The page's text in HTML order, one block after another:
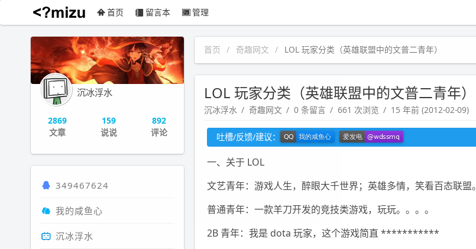
沉冰浮水 首页 留言本 管理
首页 奇趣网文 LOL 玩家分类（英雄联盟中的文普二青年）
LOL 玩家分类（英雄联盟中的文普二青年）
沉冰浮水 奇趣网文 0 条留言 661 次浏览 15 年前 (2012-02-09)
吐槽/反馈/建议：
一、关于 LOL
文艺青年：游戏人生，醉眼大千世界；英雄多情，笑看百态联盟。
普通青年：一款羊刀开发的竞技类游戏，玩玩。。。。
2B 青年：我是 dota 玩家，这个游戏简直 ***********
沉冰浮水
2869
文章
159
说说
892
评论
349467624
我的咸鱼心
沉冰浮水